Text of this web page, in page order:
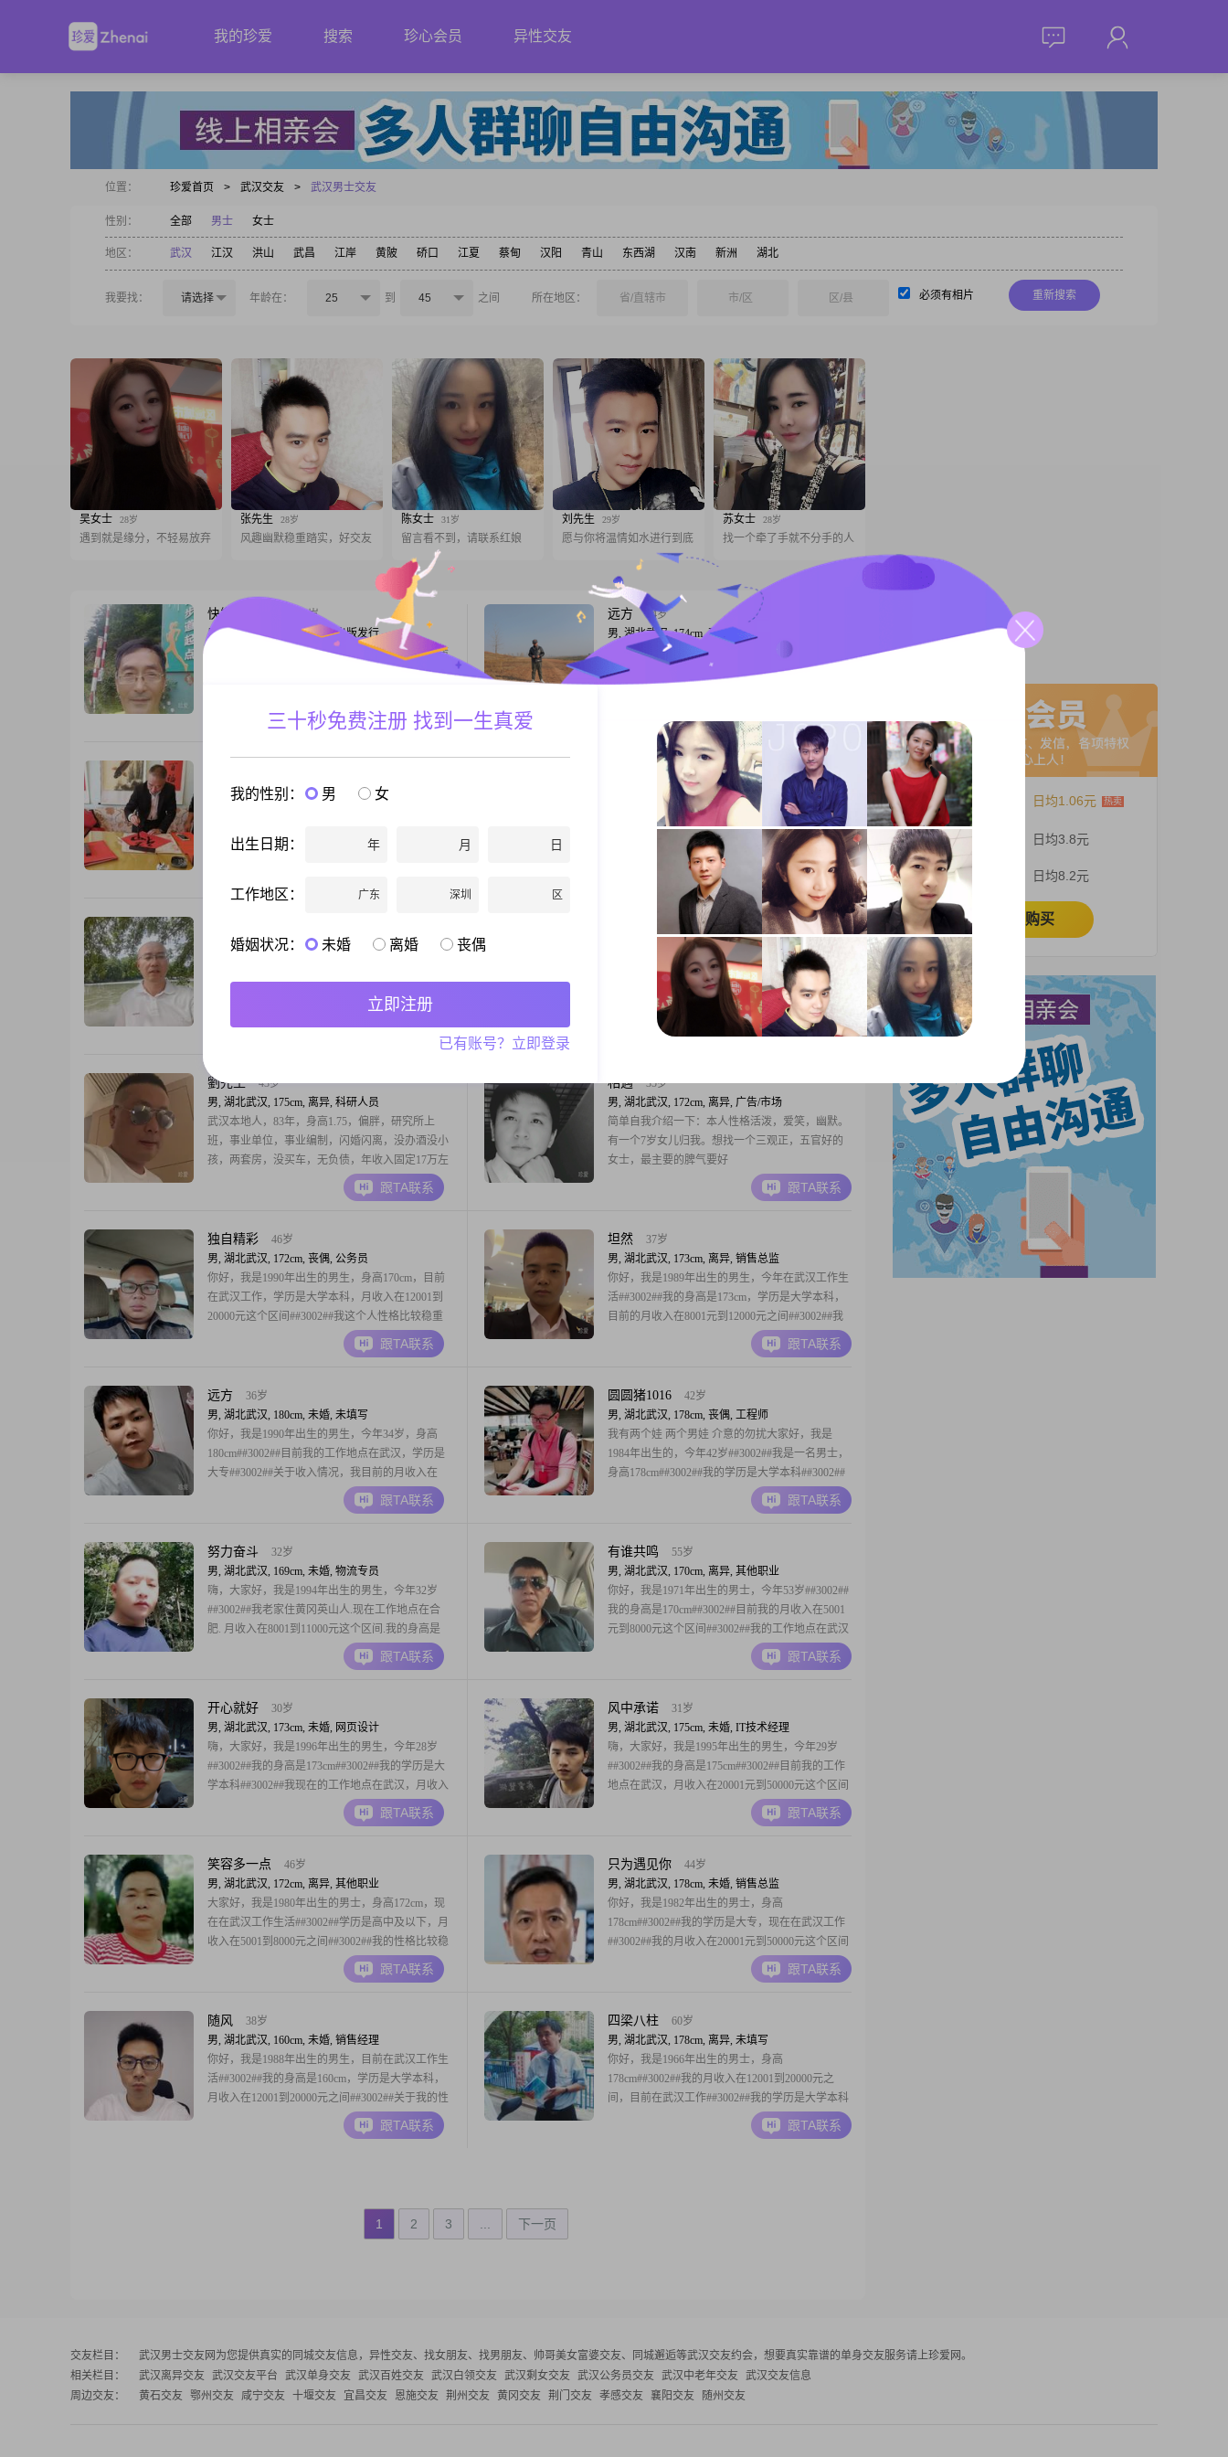
我的珍爱 搜索 珍心会员 异性交友
位置： 珍爱首页 > 武汉交友 > 武汉男士交友
性别： 全部 男士 女士
地区： 武汉 江汉 洪山 武昌 江岸 黄陂 硚口 江夏 蔡甸 汉阳 青山 东西湖 汉南 新洲 湖北
我要找： 请选择 年龄在： 25 到 45 之间 所在地区： 省/直辖市 市/区 区/县 必须有相片 重新搜索
吴女士 28岁
遇到就是缘分，不轻易放弃
张先生 28岁
风趣幽默稳重踏实，好交友
陈女士 31岁
留言看不到，请联系红娘
刘先生 29岁
愿与你将温情如水进行到底
苏女士 28岁
找一个牵了手就不分手的人
快樂人生陸华
72岁
男, 湖北武汉, 180cm, 离异, 出版发行
我是一個充滿陽光快樂的人希望你也是一樣性情廣
泛知書達禮之人。我喜歡遊泳，爬山，看書聽歌，
誠意待人接物。還行心态似年轻人，能保留老的传
统，能接受新的事物。
跟TA联系
远方
64岁
男, 湖北武汉, 174cm, 离异, 服务业
你好，我是1962年出生的，我身高174cm，目前在
武汉工作生活。学历是大学本科，月收入在5001到
也追求稳定安逸的日子。平时我很注重健康养生，
觉得身体是生活的基础。空闲的时候，我喜欢外出
旅行，也喜欢登山徒步，通过这些运动来保持
跟TA联系
男, 湖北武汉, 167cm, 离异, 总经理
54岁
男, 湖北武汉, 176cm, 离异, 经销商
本人忠厚老实，为人实在本分，对另一半爱护有
加。对老人有绝对孝敬之心，现经营1家小店店，
混点生活费，目前阔以把肚儿混圆圆啦。后期正在
努力中。人生真的短，搞不过时间啊 伙计们，来吧
宝贝，只有干才有出路。活着一切都是美好的，
跟TA联系
男, 湖北武汉, 175cm, 离异, 经销商
和桂林都有事业，我的性格比较双面性，可动可
静，爱好喝茶，运动，看书，喜欢旅游，经历过失
败的婚姻，更清晰自己想要什么样的未来，婚姻是
双向奔赴，不是一方索取，希望在这里能够遇到让
以结婚为目的的勿扰，做推销，资金盘，传销的请
绕行，谢谢！
跟TA联系
男, 湖北武汉, 182cm, 离异, 投资
大家好，我是一位1986年出生的男士，身高
182cm，目前居住在美丽的武汉。我的月收入超过
50000元，拥有硕士学历。在我的职业生涯中，我
始终保持着稳重可靠的态度，对待工作认真负责，
各种困难。在生活中，我注重家庭和朋友的重要
性，喜欢
跟TA联系
劉先生
43岁
男, 湖北武汉, 175cm, 离异, 科研人员
武汉本地人，83年，身高1.75，偏胖，研究所上
班，事业单位，事业编制，闪婚闪离，没办酒没小
孩，两套房，没买车，无负债，年收入固定17万左
右，存款70万。性格温顺，不爱发脾气，追求平淡
跟TA联系
相遇
35岁
男, 湖北武汉, 172cm, 离异, 广告/市场
简单自我介绍一下：本人性格活泼，爱笑，幽默。
有一个7岁女儿归我。想找一个三观正，五官好的
女士，最主要的脾气要好
跟TA联系
独自精彩
46岁
男, 湖北武汉, 172cm, 丧偶, 公务员
你好，我是1990年出生的男生，身高170cm，目前
在武汉工作，学历是大学本科，月收入在12001到
20000元这个区间##3002##我这个人性格比较稳重
可靠，平时也挺幽默风趣的，做事自信果断，责任
感比较强，对人对事也很有耐心，包容心还可以
平时生活里也比较勤俭节约，
跟TA联系
坦然
37岁
男, 湖北武汉, 173cm, 离异, 销售总监
你好，我是1989年出生的男生，今年在武汉工作生
活##3002##我的身高是173cm，学历是大学本科，
目前的月收入在8001元到12000元之间##3002##我
的性格比较自信果断，平时做事很有责任感，对待
生活也一直保持乐观积极的态度##3002##平时为人
生活习惯
跟TA联系
远方
36岁
男, 湖北武汉, 180cm, 未婚, 未填写
你好，我是1990年出生的男生，今年34岁，身高
180cm##3002##目前我的工作地点在武汉，学历是
大专##3002##关于收入情况，我目前的月收入在
5001元到8000元这个区间##3002##在性格方面，我
是一个稳重可靠的人，平时做事比较踏实，能给人
面对生活里
跟TA联系
圆圆猪1016
42岁
男, 湖北武汉, 178cm, 丧偶, 工程师
我有两个娃 两个男娃 介意的勿扰大家好，我是
1984年出生的，今年42岁##3002##我是一名男士，
身高178cm##3002##我的学历是大学本科##3002##
我现在的工作地点在武汉，月收入在12001到20000
元之间##3002##关于我的性格，我自己总结了一下
跟TA联系
努力奋斗
32岁
男, 湖北武汉, 169cm, 未婚, 物流专员
嗨，大家好，我是1994年出生的男生，今年32岁
##3002##我老家住黄冈英山人.现在工作地点在合
肥. 月收入在8001到11000元这个区间.我的身高是
169cm. 学历是中专##3002##关于我的性格，我觉得
自己是一个乐观积极的人，平时心态比较平和
可靠##30
跟TA联系
有谁共鸣
55岁
男, 湖北武汉, 170cm, 离异, 其他职业
你好，我是1971年出生的男士，今年53岁##3002##
我的身高是170cm##3002##目前我的月收入在5001
元到8000元这个区间##3002##我的工作地点在武汉
##3002##我的学历是中专##3002##关于我个人的一
些特点，朋友们对我的评价是耐心包容，真诚可
跟TA联系
开心就好
30岁
男, 湖北武汉, 173cm, 未婚, 网页设计
嗨，大家好，我是1996年出生的男生，今年28岁
##3002##我的身高是173cm##3002##我的学历是大
学本科##3002##我现在的工作地点在武汉，月收入
在12001元到20000元这个区间##3002##关于我的性
格，身边的朋友和家人对我的评价是稳重可靠，平
的态度
跟TA联系
风中承诺
31岁
男, 湖北武汉, 175cm, 未婚, IT技术经理
嗨，大家好，我是1995年出生的男生，今年29岁
##3002##我的身高是175cm##3002##目前我的工作
地点在武汉，月收入在20001元到50000元这个区间
##3002##我的学历是硕士##3002##关于我个人的一
些特征，大家可以看到，我平时是一个成熟稳重的
跟TA联系
笑容多一点
46岁
男, 湖北武汉, 172cm, 离异, 其他职业
大家好，我是1980年出生的男士，身高172cm，现
在在武汉工作生活##3002##学历是高中及以下，月
收入在5001到8000元之间##3002##我的性格比较稳
重可靠，平时做事很有责任感，大家都说我成熟稳
重，而且为人真诚可靠##3002##我这个人比较追求
##3002##
跟TA联系
只为遇见你
44岁
男, 湖北武汉, 178cm, 未婚, 销售总监
你好，我是1982年出生的男士，身高
178cm##3002##我的学历是大专，现在在武汉工作
##3002##我的月收入在20001元到50000元这个区间
##3002##关于我的性格，我是一个随和易相处的
人，平时和大家打交道的时候，我尽量保持平和的
我是一个稳重可靠的人
跟TA联系
随风
38岁
男, 湖北武汉, 160cm, 未婚, 销售经理
你好，我是1988年出生的男生，目前在武汉工作生
活##3002##我的身高是160cm，学历是大学本科，
月收入在12001到20000元之间##3002##关于我的性
格，大家都说我责任感强，平时乐观积极，随和易
相处，也有耐心包容，真诚可靠，平时情绪比较稳
跟TA联系
四梁八柱
60岁
男, 湖北武汉, 178cm, 离异, 未填写
你好，我是1966年出生的男士，身高
178cm##3002##我的月收入在12001到20000元之
间，目前在武汉工作##3002##我的学历是大学本科
##3002##我是一个真诚可靠的人，责任感强
##3002##平时我有阅读和写作的习惯##3002##对于
跟TA联系
1 2 3 下一页
日均1.06元
日均3.8元
日均8.2元
立即购买
交友栏目： 武汉男士交友网 为您提供真实的同城交友信息，异性交友、找女朋友、找男朋友、帅哥美女富婆交友、同城邂逅等武汉交友约会，想要真实靠谱的单身交友服务请上珍爱网。
相关栏目：
武汉离异交友 武汉交友平台 武汉单身交友 武汉百姓交友 武汉白领交友 武汉剩女交友 武汉公务员交友 武汉中老年交友
武汉交友信息
周边交友：
黄石交友 鄂州交友 咸宁交友 十堰交友 宜昌交友 恩施交友 荆州交友 黄冈交友 荆门交友 孝感交友 襄阳交友 随州交友
三十秒免费注册 找到一生真爱
我的性别： 男 女
出生日期： 年 月 日
工作地区： 广东 深圳 区
婚姻状况： 未婚 离婚 丧偶
立即注册
已有账号？立即登录